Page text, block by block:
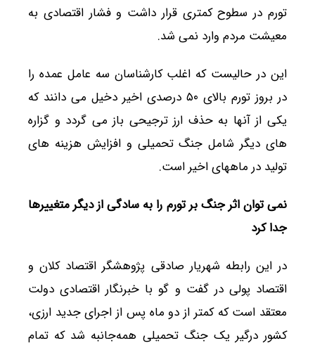
تورم در سطوح کمتری قرار داشت و فشار اقتصادی به
معیشت مردم وارد نمی شد.
این در حالیست که اغلب کارشناسان سه عامل عمده را
در بروز تورم بالای ۵۰ درصدی اخیر دخیل می دانند که
یکی از آنها به حذف ارز ترجیحی باز می گردد و گزاره
های دیگر شامل جنگ تحمیلی و افزایش هزینه های
تولید در ماههای اخیر است.
نمی توان اثر جنگ بر تورم را به سادگی از دیگر متغییرها
جدا کرد
در این رابطه شهریار صادقی پژوهشگر اقتصاد کلان و
اقتصاد پولی در گفت و گو با خبرنگار اقتصادی دولت
معتقد است که کمتر از دو ماه پس از اجرای جدید ارزی،
کشور درگیر یک جنگ تحمیلی همه‌جانبه شد که تمام